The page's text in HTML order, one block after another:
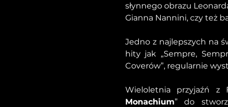
słynnego obrazu
Gianna Nannini, czy też
Jedno z najlepszych na
hity jak „Sempre,
Coverów”, regularnie
Wieloletnia przyjaźń z
Monachium” do